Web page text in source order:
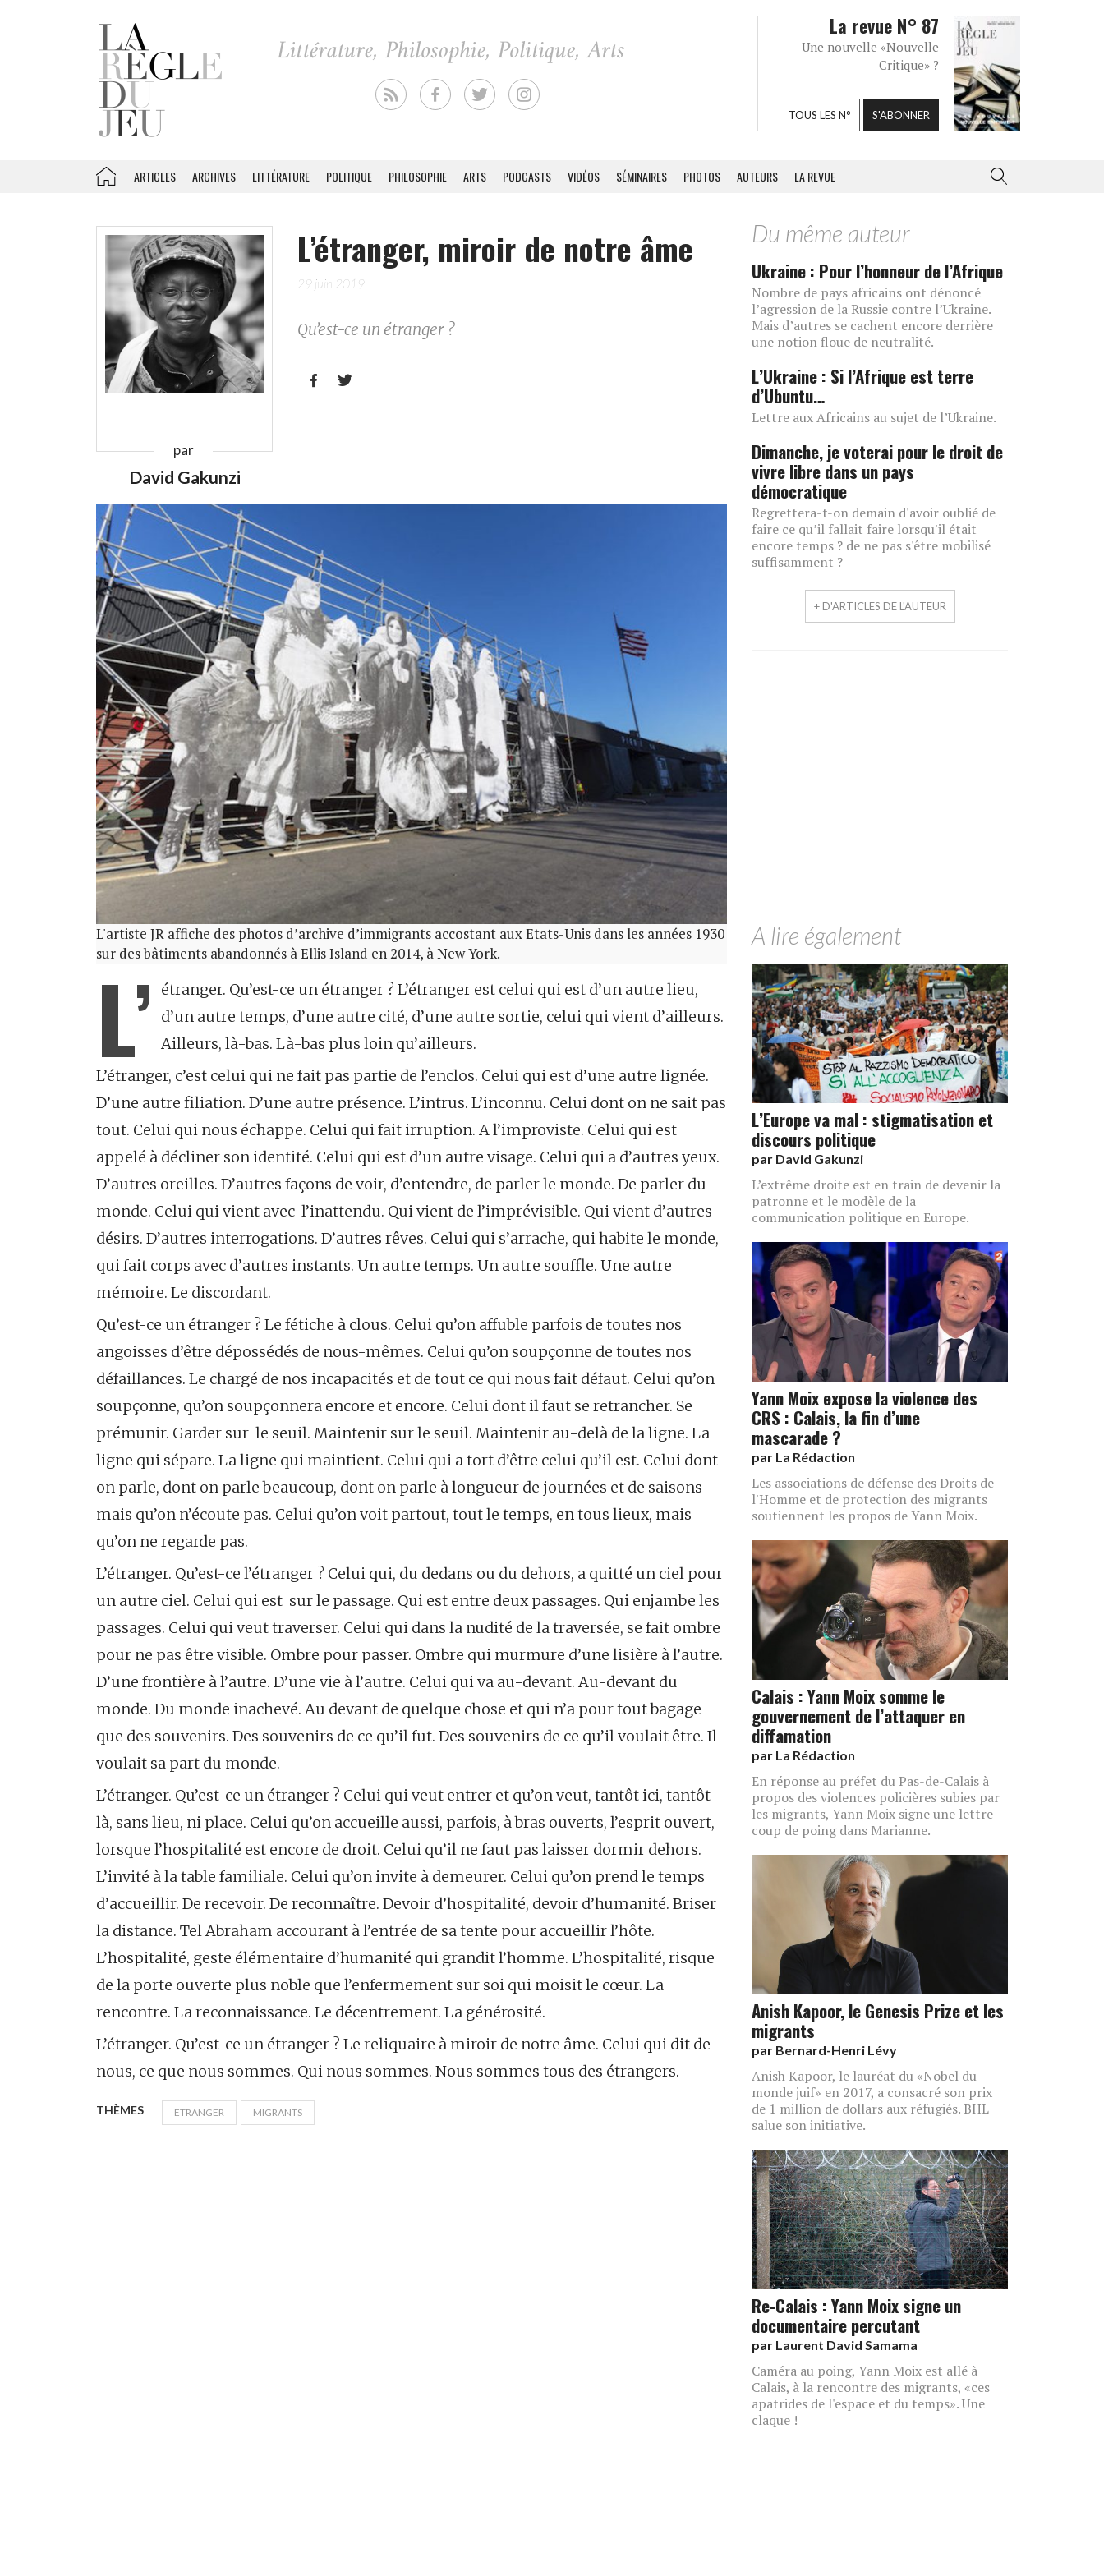
La revue N° 87
Une nouvelle «Nouvelle
Critique» ?
TOUS LES N° S'ABONNER
ARTICLES ARCHIVES LITTÉRATURE POLITIQUE PHILOSOPHIE ARTS PODCASTS VIDÉOS SÉMINAIRES PHOTOS AUTEURS LA REVUE
par
David Gakunzi
L’étranger, miroir de notre âme
29 juin 2019
Qu’est-ce un étranger ?
 
L'artiste JR affiche des photos d’archive d’immigrants accostant aux Etats-Unis dans les années 1930
sur des bâtiments abandonnés à Ellis Island en 2014, à New York.
L’
étranger. Qu’est-ce un étranger ? L’étranger est celui qui est d’un autre lieu,
d’un autre temps, d’une autre cité, d’une autre sortie, celui qui vient d’ailleurs.
Ailleurs, là-bas. Là-bas plus loin qu’ailleurs.
L’étranger, c’est celui qui ne fait pas partie de l’enclos. Celui qui est d’une autre lignée.
D’une autre filiation. D’une autre présence. L’intrus. L’inconnu. Celui dont on ne sait pas
tout. Celui qui nous échappe. Celui qui fait irruption. A l’improviste. Celui qui est
appelé à décliner son identité. Celui qui est d’un autre visage. Celui qui a d’autres yeux.
D’autres oreilles. D’autres façons de voir, d’entendre, de parler le monde. De parler du
monde. Celui qui vient avec l’inattendu. Qui vient de l’imprévisible. Qui vient d’autres
désirs. D’autres interrogations. D’autres rêves. Celui qui s’arrache, qui habite le monde,
qui fait corps avec d’autres instants. Un autre temps. Un autre souffle. Une autre
mémoire. Le discordant.
Qu’est-ce un étranger ? Le fétiche à clous. Celui qu’on affuble parfois de toutes nos
angoisses d’être dépossédés de nous-mêmes. Celui qu’on soupçonne de toutes nos
défaillances. Le chargé de nos incapacités et de tout ce qui nous fait défaut. Celui qu’on
soupçonne, qu’on soupçonnera encore et encore. Celui dont il faut se retrancher. Se
prémunir. Garder sur le seuil. Maintenir sur le seuil. Maintenir au-delà de la ligne. La
ligne qui sépare. La ligne qui maintient. Celui qui a tort d’être celui qu’il est. Celui dont
on parle, dont on parle beaucoup, dont on parle à longueur de journées et de saisons
mais qu’on n’écoute pas. Celui qu’on voit partout, tout le temps, en tous lieux, mais
qu’on ne regarde pas.
L’étranger. Qu’est-ce l’étranger ? Celui qui, du dedans ou du dehors, a quitté un ciel pour
un autre ciel. Celui qui est sur le passage. Qui est entre deux passages. Qui enjambe les
passages. Celui qui veut traverser. Celui qui dans la nudité de la traversée, se fait ombre
pour ne pas être visible. Ombre pour passer. Ombre qui murmure d’une lisière à l’autre.
D’une frontière à l’autre. D’une vie à l’autre. Celui qui va au-devant. Au-devant du
monde. Du monde inachevé. Au devant de quelque chose et qui n’a pour tout bagage
que des souvenirs. Des souvenirs de ce qu’il fut. Des souvenirs de ce qu’il voulait être. Il
voulait sa part du monde.
L’étranger. Qu’est-ce un étranger ? Celui qui veut entrer et qu’on veut, tantôt ici, tantôt
là, sans lieu, ni place. Celui qu’on accueille aussi, parfois, à bras ouverts, l’esprit ouvert,
lorsque l’hospitalité est encore de droit. Celui qu’il ne faut pas laisser dormir dehors.
L’invité à la table familiale. Celui qu’on invite à demeurer. Celui qu’on prend le temps
d’accueillir. De recevoir. De reconnaître. Devoir d’hospitalité, devoir d’humanité. Briser
la distance. Tel Abraham accourant à l’entrée de sa tente pour accueillir l’hôte.
L’hospitalité, geste élémentaire d’humanité qui grandit l’homme. L’hospitalité, risque
de la porte ouverte plus noble que l’enfermement sur soi qui moisit le cœur. La
rencontre. La reconnaissance. Le décentrement. La générosité.
L’étranger. Qu’est-ce un étranger ? Le reliquaire à miroir de notre âme. Celui qui dit de
nous, ce que nous sommes. Qui nous sommes. Nous sommes tous des étrangers.
THÈMES ETRANGER MIGRANTS
Du même auteur
Ukraine : Pour l’honneur de l’Afrique
Nombre de pays africains ont dénoncé
l’agression de la Russie contre l’Ukraine.
Mais d’autres se cachent encore derrière
une notion floue de neutralité.
L’Ukraine : Si l’Afrique est terre
d’Ubuntu…
Lettre aux Africains au sujet de l’Ukraine.
Dimanche, je voterai pour le droit de
vivre libre dans un pays
démocratique
Regrettera-t-on demain d'avoir oublié de
faire ce qu’il fallait faire lorsqu'il était
encore temps ? de ne pas s'être mobilisé
suffisamment ?
+ D'ARTICLES DE L'AUTEUR
A lire également
L’Europe va mal : stigmatisation et
discours politique
par David Gakunzi
L’extrême droite est en train de devenir la
patronne et le modèle de la
communication politique en Europe.
Yann Moix expose la violence des
CRS : Calais, la fin d’une
mascarade ?
par La Rédaction
Les associations de défense des Droits de
l'Homme et de protection des migrants
soutiennent les propos de Yann Moix.
Calais : Yann Moix somme le
gouvernement de l’attaquer en
diffamation
par La Rédaction
En réponse au préfet du Pas-de-Calais à
propos des violences policières subies par
les migrants, Yann Moix signe une lettre
coup de poing dans Marianne.
Anish Kapoor, le Genesis Prize et les
migrants
par Bernard-Henri Lévy
Anish Kapoor, le lauréat du «Nobel du
monde juif» en 2017, a consacré son prix
de 1 million de dollars aux réfugiés. BHL
salue son initiative.
Re-Calais : Yann Moix signe un
documentaire percutant
par Laurent David Samama
Caméra au poing, Yann Moix est allé à
Calais, à la rencontre des migrants, «ces
apatrides de l'espace et du temps». Une
claque !